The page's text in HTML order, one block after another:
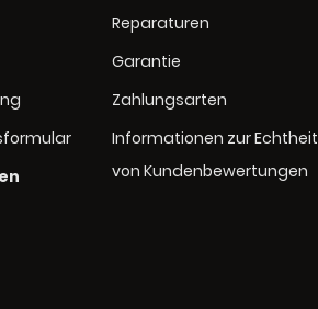
Reparaturen
Garantie
Zahlungsarten
Informationen zur Echtheit
von Kundenbewertungen